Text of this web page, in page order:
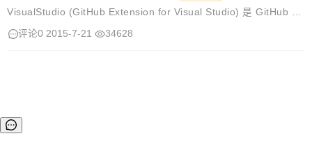
VisualStudio (GitHub Extension for Visual Studio) 是 GitHub 的
Visual Studio 插件。 主要功能： 连接 GitHub 一键 cl...
评论0 2015-7-21 34628